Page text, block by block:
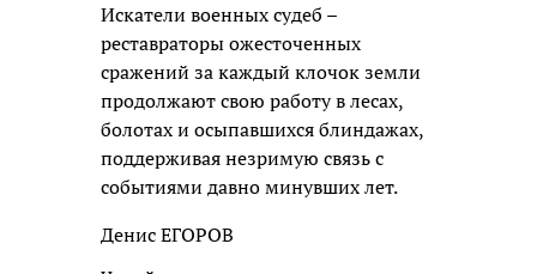
Искатели военных судеб –
реставраторы ожесточенных
сражений за каждый клочок земли
продолжают свою работу в лесах,
болотах и осыпавшихся блиндажах,
поддерживая незримую связь с
событиями давно минувших лет.
Денис ЕГОРОВ